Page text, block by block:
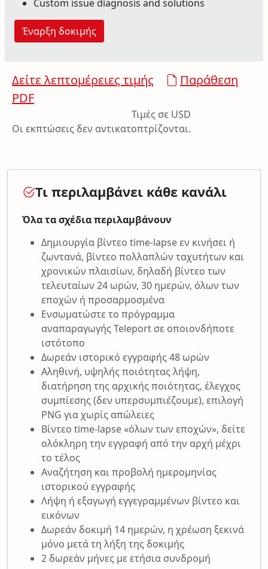
Custom issue diagnosis and solutions
Έναρξη δοκιμής
Δείτε λεπτομέρειες τιμής
Παράθεση
PDF
Τιμές σε USD
Οι εκπτώσεις δεν αντικατοπτρίζονται.
Τι περιλαμβάνει κάθε κανάλι
Όλα τα σχέδια περιλαμβάνουν
Δημιουργία βίντεο time-lapse εν κινήσει ή
ζωντανά, βίντεο πολλαπλών ταχυτήτων και
χρονικών πλαισίων, δηλαδή βίντεο των
τελευταίων 24 ωρών, 30 ημερών, όλων των
εποχών ή προσαρμοσμένα
Ενσωματώστε το πρόγραμμα
αναπαραγωγής Teleport σε οποιονδήποτε
ιστότοπο
Δωρεάν ιστορικό εγγραφής 48 ωρών
Αληθινή, υψηλής ποιότητας λήψη,
διατήρηση της αρχικής ποιότητας, έλεγχος
συμπίεσης (δεν υπερσυμπιέζουμε), επιλογή
PNG για χωρίς απώλειες
Βίντεο time-lapse «όλων των εποχών», δείτε
ολόκληρη την εγγραφή από την αρχή μέχρι
το τέλος
Αναζήτηση και προβολή ημερομηνίας
ιστορικού εγγραφής
Λήψη ή εξαγωγή εγγεγραμμένων βίντεο και
εικόνων
Δωρεάν δοκιμή 14 ημερών, η χρέωση ξεκινά
μόνο μετά τη λήξη της δοκιμής
2 δωρεάν μήνες με ετήσια συνδρομή